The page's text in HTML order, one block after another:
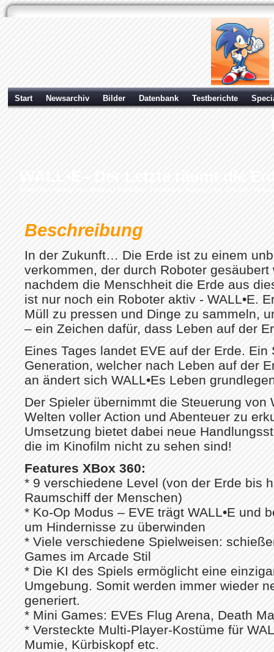
Start Newsarchiv Bilder Datenbank Testberichte
Beschreibung
In der Zukunft… Die Erde ist zu einem
verkommen, der durch Roboter
nachdem die Menschheit die Erde aus
ist nur noch ein Roboter aktiv - WALL•E.
Müll zu pressen und Dinge zu sammeln,
– ein Zeichen dafür, dass Leben auf der
Eines Tages landet EVE auf der Erde.
Generation, welcher nach Leben auf der
an ändert sich WALL•Es Leben
Der Spieler übernimmt die Steuerung von
Welten voller Action und Abenteuer zu
Umsetzung bietet dabei neue
die im Kinofilm nicht zu sehen sind!
Features XBox 360:
* 9 verschiedene Level (von der Erde bis
Raumschiff der Menschen)
* Ko-Op Modus – EVE trägt WALL•E und
um Hindernisse zu überwinden
* Viele verschiedene Spielweisen:
Games im Arcade Stil
* Die KI des Spiels ermöglicht eine
Umgebung. Somit werden immer wieder
generiert.
* Mini Games: EVEs Flug Arena, Death
* Versteckte Multi-Player-Kostüme für
Mumie, Kürbiskopf etc.